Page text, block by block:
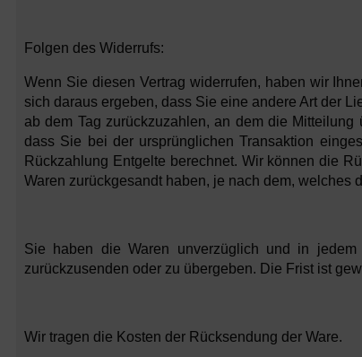
Folgen des Widerrufs:
Wenn Sie diesen Vertrag widerrufen, haben wir
sich daraus ergeben, dass Sie eine andere Art der
ab dem Tag zurückzuzahlen, an dem die
dass Sie bei der ursprünglichen Transaktion
Rückzahlung Entgelte berechnet. Wir können die
Waren zurückgesandt haben, je nach dem, welches
Sie haben die Waren unverzüglich und in
zurückzusenden oder zu übergeben. Die Frist ist
Wir tragen die Kosten der Rücksendung der Ware.